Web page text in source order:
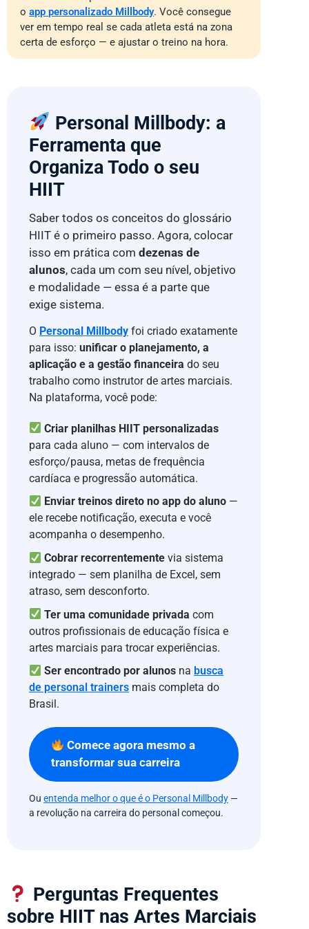
oapp personalizado Millbody. Você consegue
ver em tempo real se cada atleta está na zona
certa de esforço — e ajustar o treino na hora.
Personal Millbody: a
Ferramenta que
Organiza Todo o seu
HIIT
Saber todos os conceitos do glossário
HIIT é o primeiro passo. Agora, colocar
isso em prática com dezenas de
alunos, cada um com seu nível, objetivo
e modalidade — essa é a parte que
exige sistema.
O Personal Millbody foi criado exatamente
para isso: unificar o planejamento, a
aplicação e a gestão financeira do seu
trabalho como instrutor de artes marciais.
Na plataforma, você pode:
Criar planilhas HIIT personalizadas
para cada aluno — com intervalos de
esforço/pausa, metas de frequência
cardíaca e progressão automática.
Enviar treinos direto no app do aluno —
ele recebe notificação, executa e você
acompanha o desempenho.
Cobrar recorrentemente via sistema
integrado — sem planilha de Excel, sem
atraso, sem desconforto.
Ter uma comunidade privada com
outros profissionais de educação física e
artes marciais para trocar experiências.
Ser encontrado por alunos na busca
de personal trainers mais completa do
Brasil.
Comece agora mesmo a
transformar sua carreira
Ou entenda melhor o que é o Personal Millbody —
a revolução na carreira do personal começou.
Perguntas Frequentes
sobre HIIT nas Artes Marciais